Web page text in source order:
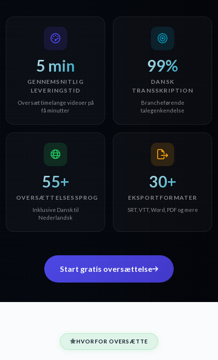
5 min
GENNEMSNITLIG
LEVERINGSTID
Oversæt timelange videoer på
få minutter
99%
DANSK
TRANSSKRIPTION
Brancheførende
talegenkendelse
55+
OVERSÆTTELSESSPROG
Inklusive Dansk til
Nederlandsk
30+
EKSPORTFORMATER
SRT, VTT, Word, PDF og mere
Start gratis oversættelse
HVORFOR OVERSÆTTE